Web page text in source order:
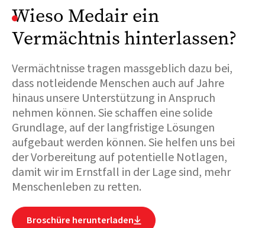
Wieso Medair ein
Vermächtnis hinterlassen?
Vermächtnisse tragen massgeblich dazu bei,
dass notleidende Menschen auch auf Jahre
hinaus unsere Unterstützung in Anspruch
nehmen können. Sie schaffen eine solide
Grundlage, auf der langfristige Lösungen
aufgebaut werden können. Sie helfen uns bei
der Vorbereitung auf potentielle Notlagen,
damit wir im Ernstfall in der Lage sind, mehr
Menschenleben zu retten.
Broschüre herunterladen